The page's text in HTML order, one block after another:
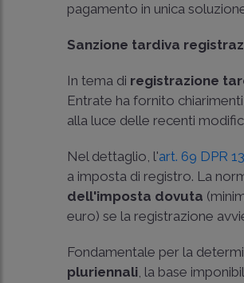
pagamento in unica
Sanzione tardiva
In tema di registrazione
Entrate ha fornito
alla luce delle recenti
Nel dettaglio, l'art. 69 DPR
a imposta di registro. La
dell'imposta dovuta
euro) se la registrazione
Fondamentale per la
pluriennali, la base